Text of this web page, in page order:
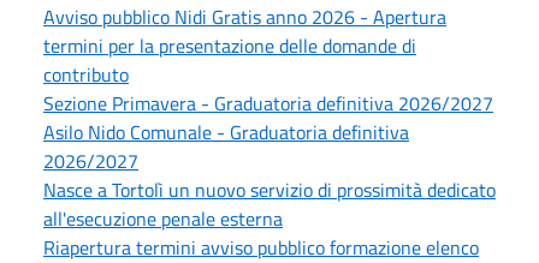
Avviso pubblico Nidi Gratis anno 2026 - Apertura
termini per la presentazione delle domande di
contributo
Sezione Primavera - Graduatoria definitiva 2026/2027
Asilo Nido Comunale - Graduatoria definitiva
2026/2027
Nasce a Tortolì un nuovo servizio di prossimità dedicato
all'esecuzione penale esterna
Riapertura termini avviso pubblico formazione elenco